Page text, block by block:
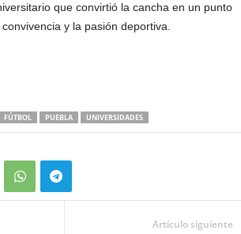
que convirtió la cancha en un punto
y la pasión deportiva.
FÚTBOL PUEBLA UNIVERSIDADES
Artículo siguiente